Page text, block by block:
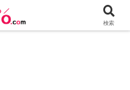
検索